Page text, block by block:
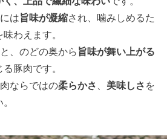
は旨味が凝縮され、噛みしめるた
味わえます。
、のどの奥から 旨味が舞い上がる
豚肉です。
ならではの柔らかさ 美味しさ を